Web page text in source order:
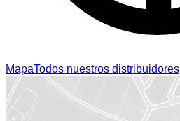
MapaTodos nuestros distribuidores